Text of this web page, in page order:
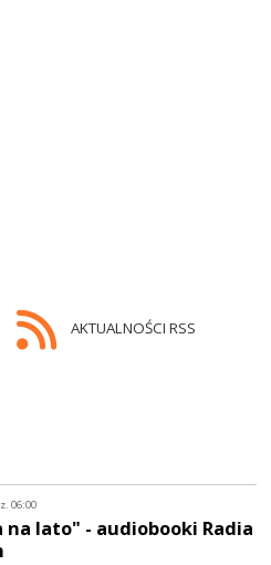
AKTUALNOŚCI RSS
06:00
na lato" - audiobooki Radia